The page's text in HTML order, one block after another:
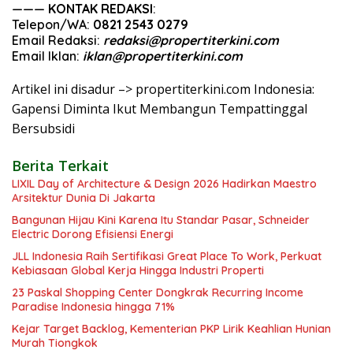
——— KONTAK REDAKSI:
Telepon/WA: 0821 2543 0279
Email Redaksi: redaksi@propertiterkini.com
Email Iklan: iklan@propertiterkini.com
Artikel ini disadur –> propertiterkini.com Indonesia:
Gapensi Diminta Ikut Membangun Tempattinggal
Bersubsidi
Berita Terkait
LIXIL Day of Architecture & Design 2026 Hadirkan Maestro
Arsitektur Dunia Di Jakarta
Bangunan Hijau Kini Karena Itu Standar Pasar, Schneider
Electric Dorong Efisiensi Energi
JLL Indonesia Raih Sertifikasi Great Place To Work, Perkuat
Kebiasaan Global Kerja Hingga Industri Properti
23 Paskal Shopping Center Dongkrak Recurring Income
Paradise Indonesia hingga 71%
Kejar Target Backlog, Kementerian PKP Lirik Keahlian Hunian
Murah Tiongkok